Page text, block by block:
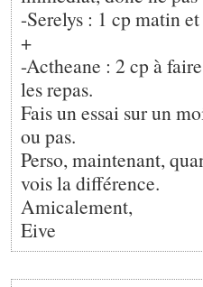
-Serelys : 1 cp matin
+
-Actheane : 2 cp à
les repas.
Fais un essai sur un
ou pas.
Perso, maintenant,
vois la différence.
Amicalement,
Eive